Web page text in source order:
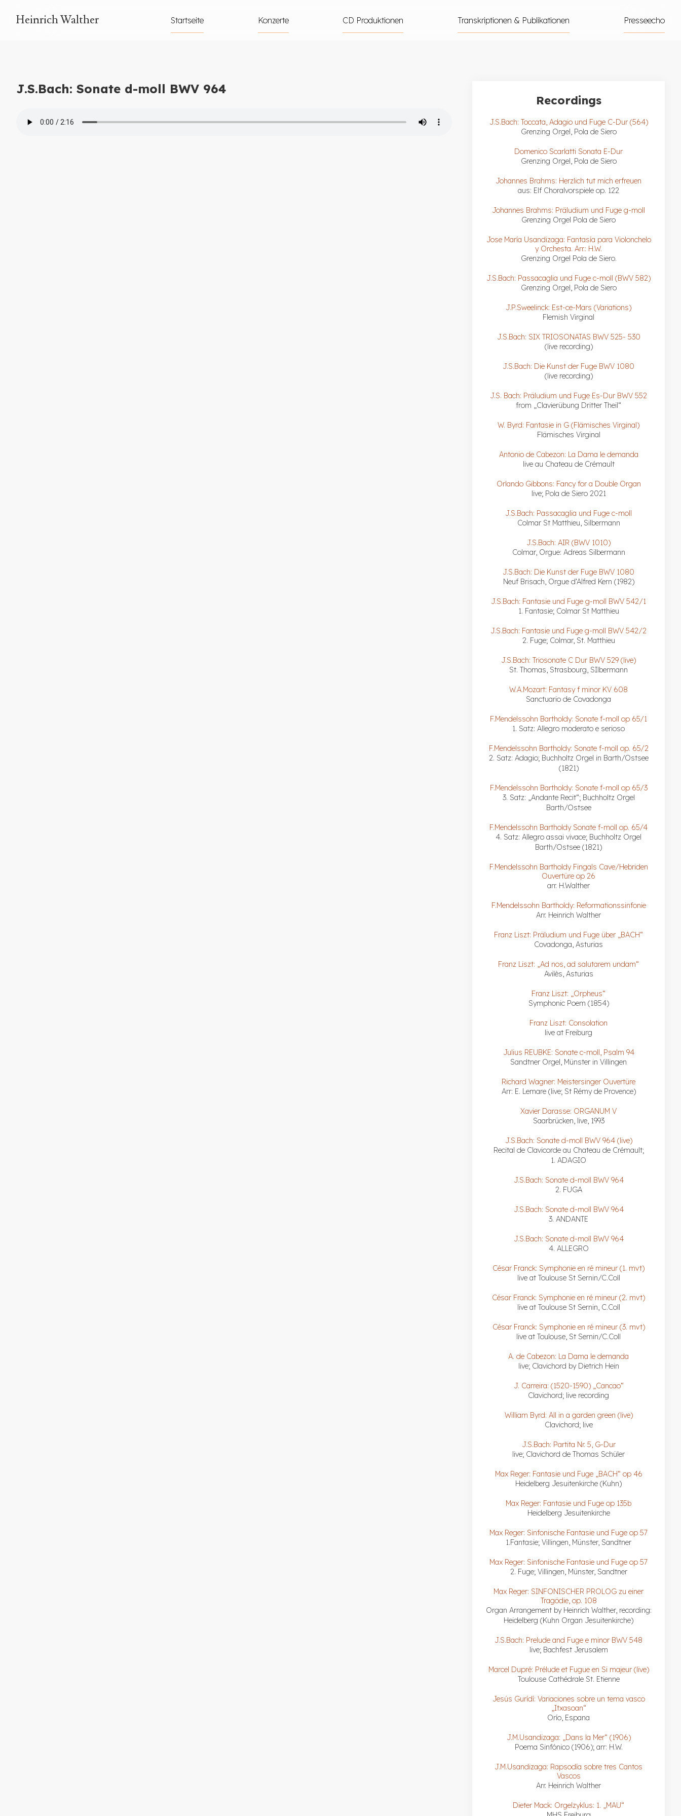
Heinrich Walther Startseite Konzerte CD Produktionen Transkriptionen & Publikationen Presseecho
J.S.Bach: Sonate d-moll BWV 964
Recordings
J.S.Bach: Toccata, Adagio und Fuge C-Dur (564)
Grenzing Orgel, Pola de Siero
Domenico Scarlatti Sonata E-Dur
Grenzing Orgel, Pola de Siero
Johannes Brahms: Herzlich tut mich erfreuen
aus: Elf Choralvorspiele op. 122
Johannes Brahms: Präludium und Fuge g-moll
Grenzing Orgel Pola de Siero
Jose María Usandizaga: Fantasía para Violonchelo
y Orchesta. Arr.: H.W.
Grenzing Orgel Pola de Siero.
J.S.Bach: Passacaglia und Fuge c-moll (BWV 582)
Grenzing Orgel, Pola de Siero
J.P.Sweelinck: Est-ce-Mars (Variations)
Flemish Virginal
J.S.Bach: SIX TRIOSONATAS BWV 525- 530
(live recording)
J.S.Bach: Die Kunst der Fuge BWV 1080
(live recording)
J.S. Bach: Präludium und Fuge Es-Dur BWV 552
from „Clavierübung Dritter Theil“
W. Byrd: Fantasie in G (Flämisches Virginal)
Flämisches Virginal
Antonio de Cabezon: La Dama le demanda
live au Chateau de Crémault
Orlando Gibbons: Fancy for a Double Organ
live; Pola de Siero 2021
J.S.Bach: Passacaglia und Fuge c-moll
Colmar St Matthieu, Silbermann
J.S.Bach: AIR (BWV 1010)
Colmar, Orgue: Adreas Silbermann
J.S.Bach: Die Kunst der Fuge BWV 1080
Neuf Brisach, Orgue d’Alfred Kern (1982)
J.S.Bach: Fantasie und Fuge g-moll BWV 542/1
1. Fantasie; Colmar St Matthieu
J.S.Bach: Fantasie und Fuge g-moll BWV 542/2
2. Fuge; Colmar, St. Matthieu
J.S.Bach: Triosonate C Dur BWV 529 (live)
St. Thomas, Strasbourg, SIlbermann
W.A.Mozart: Fantasy f minor KV 608
Sanctuario de Covadonga
F.Mendelssohn Bartholdy: Sonate f-moll op 65/1
1. Satz: Allegro moderato e serioso
F.Mendelssohn Bartholdy: Sonate f-moll op. 65/2
2. Satz: Adagio; Buchholtz Orgel in Barth/Ostsee
(1821)
F.Mendelssohn Bartholdy: Sonate f-moll op 65/3
3. Satz: „Andante Recit“; Buchholtz Orgel
Barth/Ostsee
F.Mendelssohn Bartholdy Sonate f-moll op. 65/4
4. Satz: Allegro assai vivace; Buchholtz Orgel
Barth/Ostsee (1821)
F.Mendelssohn Bartholdy Fingals Cave/Hebriden
Ouvertüre op 26
arr. H.Walther
F.Mendelssohn Bartholdy: Reformationssinfonie
Arr. Heinrich Walther
Franz Liszt: Präludium und Fuge über „BACH“
Covadonga, Asturias
Franz Liszt: „Ad nos, ad salutarem undam“
Avilès, Asturias
Franz Liszt: „Orpheus“
Symphonic Poem (1854)
Franz Liszt: Consolation
live at Freiburg
Julius REUBKE: Sonate c-moll, Psalm 94
Sandtner Orgel, Münster in Villingen
Richard Wagner: Meistersinger Ouvertüre
Arr: E. Lemare (live; St Rémy de Provence)
Xavier Darasse: ORGANUM V
Saarbrücken, live, 1993
J.S.Bach: Sonate d-moll BWV 964 (live)
Recital de Clavicorde au Chateau de Crémault;
1. ADAGIO
J.S.Bach: Sonate d-moll BWV 964
2. FUGA
J.S.Bach: Sonate d-moll BWV 964
3. ANDANTE
J.S.Bach: Sonate d-moll BWV 964
4. ALLEGRO
César Franck: Symphonie en ré mineur (1. mvt)
live at Toulouse St Sernin/C.Coll
César Franck: Symphonie en ré mineur (2. mvt)
live at Toulouse St Sernin, C.Coll
César Franck: Symphonie en ré mineur (3. mvt)
live at Toulouse, St Sernin/C.Coll
A. de Cabezon: La Dama le demanda
live; Clavichord by Dietrich Hein
J. Carreira: (1520-1590) „Cancao“
Clavichord; live recording
William Byrd: All in a garden green (live)
Clavichord; live
J.S.Bach: Partita Nr. 5, G-Dur
live; Clavichord de Thomas Schüler
Max Reger: Fantasie und Fuge „BACH“ op 46
Heidelberg Jesuitenkirche (Kuhn)
Max Reger: Fantasie und Fuge op 135b
Heidelberg Jesuitenkirche
Max Reger: Sinfonische Fantasie und Fuge op 57
1.Fantasie; Villingen, Münster, Sandtner
Max Reger: Sinfonische Fantasie und Fuge op 57
2. Fuge; Villingen, Münster, Sandtner
Max Reger: SINFONISCHER PROLOG zu einer
Tragödie, op. 108
Organ Arrangement by Heinrich Walther, recording:
Heidelberg (Kuhn Organ Jesuitenkirche)
J.S.Bach: Prelude and Fuge e minor BWV 548
live; Bachfest Jerusalem
Marcel Dupré: Prélude et Fugue en Si majeur (live)
Toulouse Cathédrale St. Etienne
Jesús Gurídí: Variaciones sobre un tema vasco
„Itxasoan“
Orío, Espana
J.M.Usandizaga: „Dans la Mer“ (1906)
Poema Sinfónico (1906); arr: H.W.
J.M.Usandizaga: Rapsodía sobre tres Cantos
Vascos
Arr. Heinrich Walther
Dieter Mack: Orgelzyklus: 1. „MAU“